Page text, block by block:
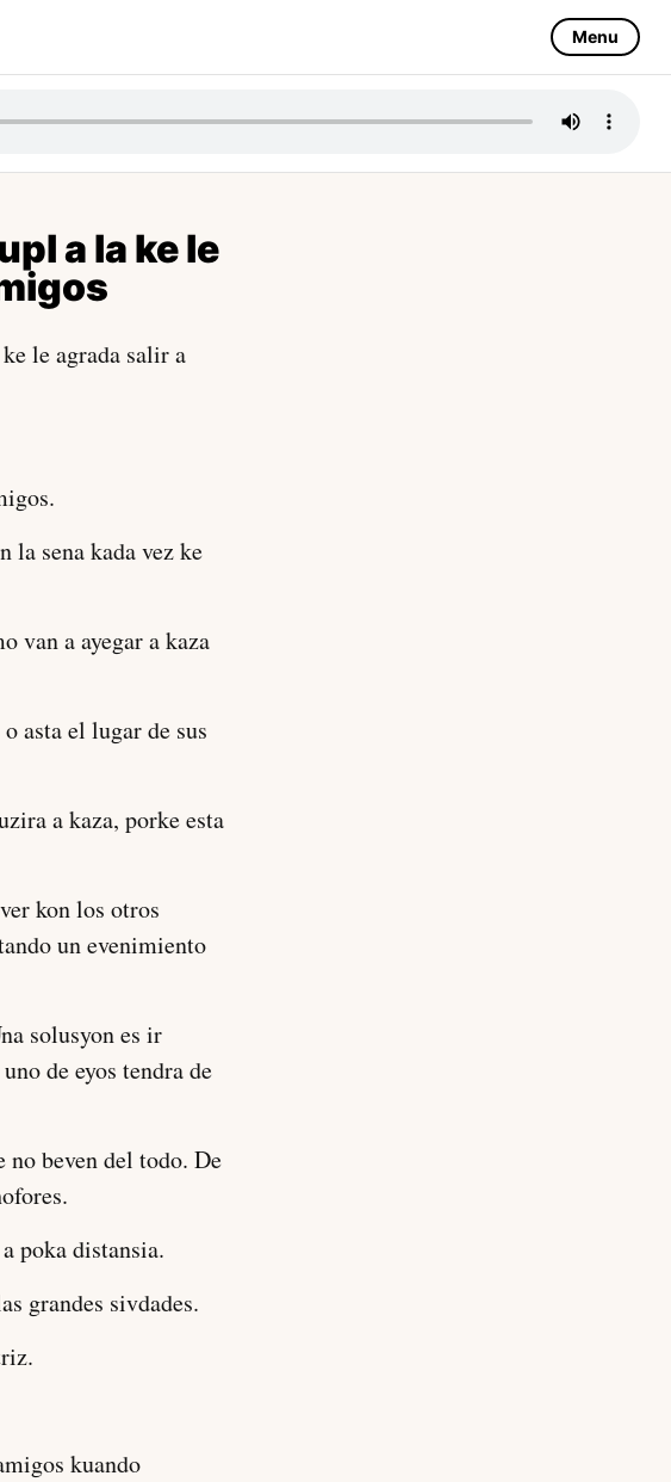
Menu
a la ke le
le agrada salir a
la sena kada vez ke
van a ayegar a kaza
asta el lugar de sus
a kaza, porke esta
kon los otros
un evenimiento
solusyon es ir
de eyos tendra de
beven del todo. De
poka distansia.
grandes sivdades.
kuando